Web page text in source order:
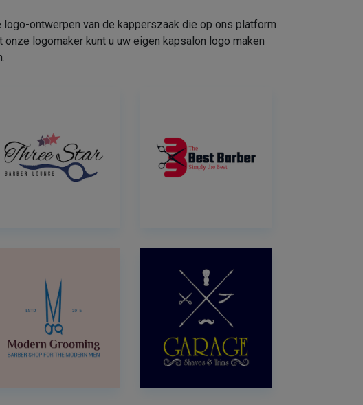
ontwerpen van de kapperszaak die op ons platform
logomaker kunt u uw eigen kapsalon logo maken